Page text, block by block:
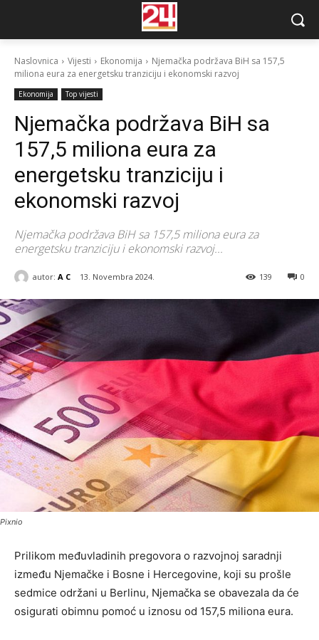
Naslovnica Vijesti Ekonomija
Njemačka podržava BiH sa 157,5
miliona eura za energetsku tranziciju i ekonomski razvoj
Ekonomija Top vijesti
Njemačka podržava BiH sa
157,5 miliona eura za
energetsku tranziciju i
ekonomski razvoj
Njemačka podržava BiH sa 157,5 miliona eura za
energetsku tranziciju i ekonomski razvoj...
autor: A C 13. Novembra 2024. 0
139
Pixnio
Prilikom međuvladinih pregovora o razvojnoj saradnji
između Njemačke i Bosne i Hercegovine, koji su prošle
sedmice održani u Berlinu, Njemačka se obavezala da će
osigurati obimnu pomoć u iznosu od 157,5 miliona eura.